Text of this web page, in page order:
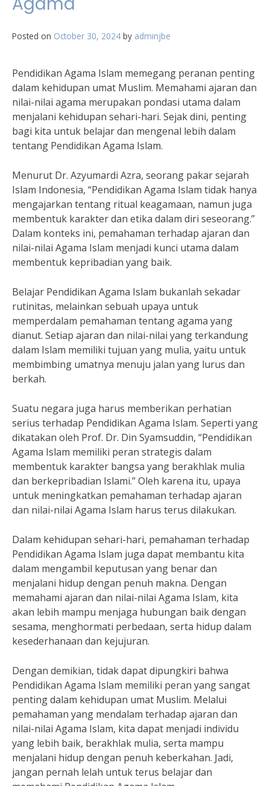
Posted on October 30, 2024 by adminjbe
Pendidikan Agama Islam memegang peranan penting
dalam kehidupan umat Muslim. Memahami ajaran dan
nilai-nilai agama merupakan pondasi utama dalam
menjalani kehidupan sehari-hari. Sejak dini, penting
bagi kita untuk belajar dan mengenal lebih dalam
tentang Pendidikan Agama Islam.
Menurut Dr. Azyumardi Azra, seorang pakar sejarah
Islam Indonesia, “Pendidikan Agama Islam tidak hanya
mengajarkan tentang ritual keagamaan, namun juga
membentuk karakter dan etika dalam diri seseorang.”
Dalam konteks ini, pemahaman terhadap ajaran dan
nilai-nilai Agama Islam menjadi kunci utama dalam
membentuk kepribadian yang baik.
Belajar Pendidikan Agama Islam bukanlah sekadar
rutinitas, melainkan sebuah upaya untuk
memperdalam pemahaman tentang agama yang
dianut. Setiap ajaran dan nilai-nilai yang terkandung
dalam Islam memiliki tujuan yang mulia, yaitu untuk
membimbing umatnya menuju jalan yang lurus dan
berkah.
Suatu negara juga harus memberikan perhatian
serius terhadap Pendidikan Agama Islam. Seperti yang
dikatakan oleh Prof. Dr. Din Syamsuddin, “Pendidikan
Agama Islam memiliki peran strategis dalam
membentuk karakter bangsa yang berakhlak mulia
dan berkepribadian Islami.” Oleh karena itu, upaya
untuk meningkatkan pemahaman terhadap ajaran
dan nilai-nilai Agama Islam harus terus dilakukan.
Dalam kehidupan sehari-hari, pemahaman terhadap
Pendidikan Agama Islam juga dapat membantu kita
dalam mengambil keputusan yang benar dan
menjalani hidup dengan penuh makna. Dengan
memahami ajaran dan nilai-nilai Agama Islam, kita
akan lebih mampu menjaga hubungan baik dengan
sesama, menghormati perbedaan, serta hidup dalam
kesederhanaan dan kejujuran.
Dengan demikian, tidak dapat dipungkiri bahwa
Pendidikan Agama Islam memiliki peran yang sangat
penting dalam kehidupan umat Muslim. Melalui
pemahaman yang mendalam terhadap ajaran dan
nilai-nilai Agama Islam, kita dapat menjadi individu
yang lebih baik, berakhlak mulia, serta mampu
menjalani hidup dengan penuh keberkahan. Jadi,
jangan pernah lelah untuk terus belajar dan